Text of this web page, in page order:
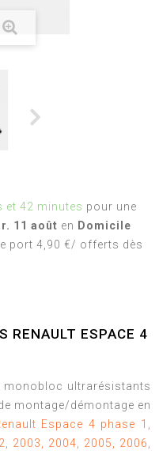
et 42 minutes pour une
11 août en Domicile
port 4,90 €/ offerts dès
RENAULT ESPACE 4
monobloc ultrarésistants
montage/démontage en
Espace 4 phase 1,
2003, 2004, 2005, 2006,